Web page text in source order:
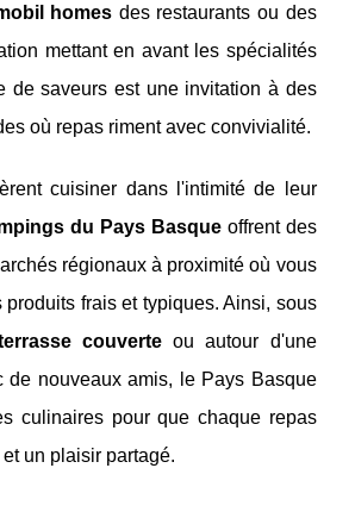
homes des restaurants ou des
mettant en avant les spécialités
de saveurs est une invitation à des
où repas riment avec convivialité.
cuisiner dans l'intimité de leur
du Pays Basqueoffrent des
régionaux à proximité où vous
produits frais et typiques. Ainsi, sous
couverteou autour d'une
de nouveaux amis, le Pays Basque
culinaires pour que chaque repas
un plaisir partagé.